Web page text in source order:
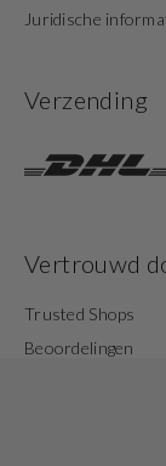
Juridische
Verzending
Vertrouwd
Trusted Shops
Beoordelingen